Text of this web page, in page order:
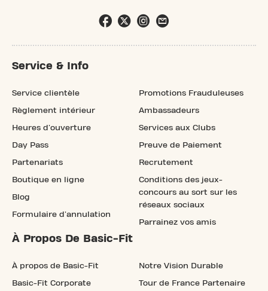
Service & Info
Service clientèle
Règlement intérieur
Heures d'ouverture
Day Pass
Partenariats
Boutique en ligne
Blog
Formulaire d'annulation
Promotions Frauduleuses
Ambassadeurs
Services aux Clubs
Preuve de Paiement
Recrutement
Conditions des jeux-
concours au sort sur les
réseaux sociaux
Parrainez vos amis
À Propos De Basic-Fit
À propos de Basic-Fit
Basic-Fit Corporate
Notre Vision Durable
Tour de France Partenaire